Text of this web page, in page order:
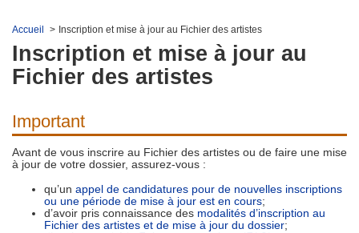
Accueil > Inscription et mise à jour au Fichier des artistes
Inscription et mise à jour au
Fichier des artistes
Important
Avant de vous inscrire au Fichier des artistes ou de faire une mise
à jour de votre dossier, assurez-vous :
qu’un appel de candidatures pour de nouvelles inscriptions
ou une période de mise à jour est en cours;
d’avoir pris connaissance des modalités d’inscription au
Fichier des artistes et de mise à jour du dossier;